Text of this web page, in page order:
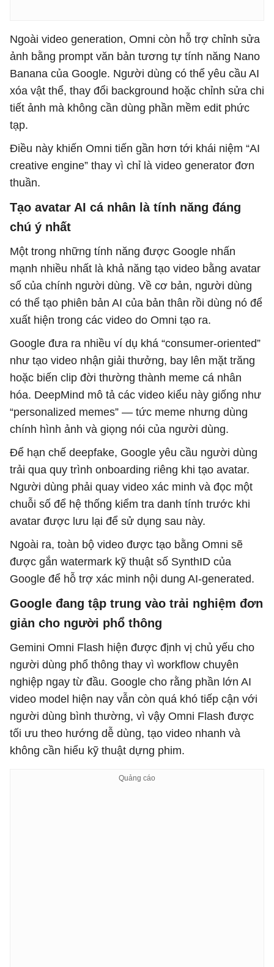
Ngoài video generation, Omni còn hỗ trợ chỉnh sửa
ảnh bằng prompt văn bản tương tự tính năng Nano
Banana của Google. Người dùng có thể yêu cầu AI
xóa vật thể, thay đổi background hoặc chỉnh sửa chi
tiết ảnh mà không cần dùng phần mềm edit phức
tạp.
Điều này khiến Omni tiến gần hơn tới khái niệm “AI
creative engine” thay vì chỉ là video generator đơn
thuần.
Tạo avatar AI cá nhân là tính năng đáng
chú ý nhất
Một trong những tính năng được Google nhấn
mạnh nhiều nhất là khả năng tạo video bằng avatar
số của chính người dùng. Về cơ bản, người dùng
có thể tạo phiên bản AI của bản thân rồi dùng nó để
xuất hiện trong các video do Omni tạo ra.
Google đưa ra nhiều ví dụ khá “consumer-oriented”
như tạo video nhận giải thưởng, bay lên mặt trăng
hoặc biến clip đời thường thành meme cá nhân
hóa. DeepMind mô tả các video kiểu này giống như
“personalized memes” — tức meme nhưng dùng
chính hình ảnh và giọng nói của người dùng.
Để hạn chế deepfake, Google yêu cầu người dùng
trải qua quy trình onboarding riêng khi tạo avatar.
Người dùng phải quay video xác minh và đọc một
chuỗi số để hệ thống kiểm tra danh tính trước khi
avatar được lưu lại để sử dụng sau này.
Ngoài ra, toàn bộ video được tạo bằng Omni sẽ
được gắn watermark kỹ thuật số SynthID của
Google để hỗ trợ xác minh nội dung AI-generated.
Google đang tập trung vào trải nghiệm đơn
giản cho người phổ thông
Gemini Omni Flash hiện được định vị chủ yếu cho
người dùng phổ thông thay vì workflow chuyên
nghiệp ngay từ đầu. Google cho rằng phần lớn AI
video model hiện nay vẫn còn quá khó tiếp cận với
người dùng bình thường, vì vậy Omni Flash được
tối ưu theo hướng dễ dùng, tạo video nhanh và
không cần hiểu kỹ thuật dựng phim.